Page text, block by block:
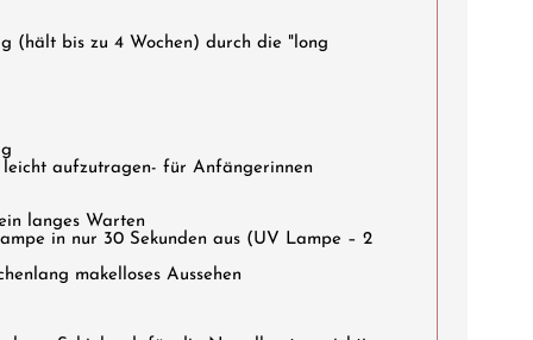
(hält bis zu 4 Wochen) durch die "long
aufzutragen- für Anfängerinnen
langes Warten
in nur 30 Sekunden aus (UV Lampe – 2
makelloses Aussehen